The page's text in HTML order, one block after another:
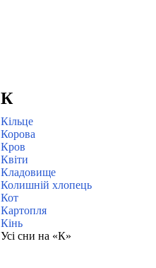
К
Кільце
Корова
Кров
Квіти
Кладовище
Колишній хлопець
Кот
Картопля
Кінь
Усі сни на «К»